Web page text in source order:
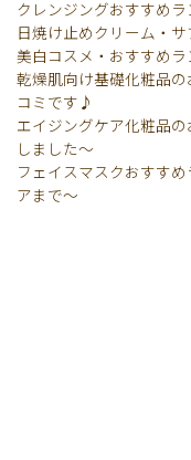
クレンジングおすすめ
日焼け止めクリーム・
美白コスメ・おすすめ
乾燥肌向け基礎化粧品
コミです♪
エイジングケア化粧品
しました〜
フェイスマスクおすす
アまで〜